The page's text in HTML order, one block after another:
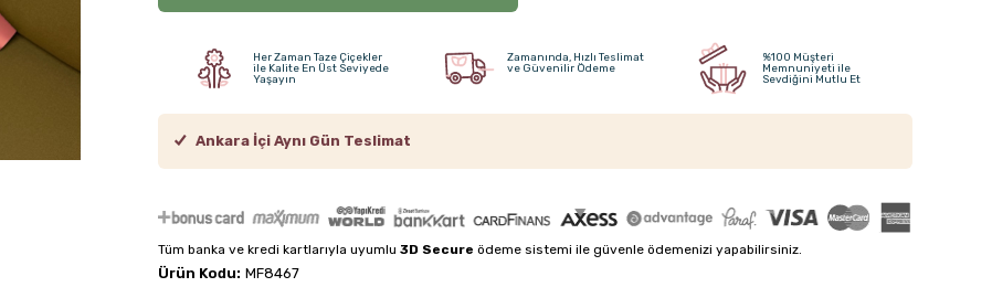
Her Zaman Taze Çiçekler
ile Kalite En Üst Seviyede
Yaşayın
Zamanında, Hızlı Teslimat
ve Güvenilir Ödeme
%100 Müşteri
Memnuniyeti ile
Sevdiğini Mutlu Et
Ankara İçi Aynı Gün Teslimat
Tüm banka ve kredi kartlarıyla uyumlu 3D Secure ödeme sistemi ile güvenle ödemenizi yapabilirsiniz.
Ürün Kodu: MF8467